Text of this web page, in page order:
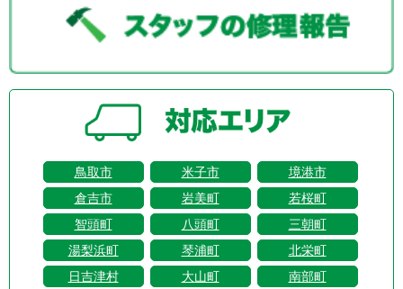
鳥取市 米子市
境港市
倉吉市
岩美町
若桜町
智頭町
八頭町
三朝町
湯梨浜町
琴浦町
北栄町
日吉津村
大山町
南部町